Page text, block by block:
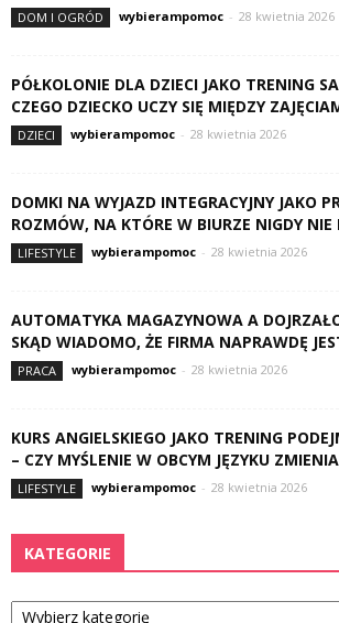
DOM I OGRÓD wybierampomoc - 28 kwietnia 2026
PÓŁKOLONIE DLA DZIECI JAKO TRENING
CZEGO DZIECKO UCZY SIĘ MIĘDZY
DZIECI wybierampomoc - 28 kwietnia 2026
DOMKI NA WYJAZD INTEGRACYJNY JAKO
ROZMÓW, NA KTÓRE W BIURZE NIGDY NIE
LIFESTYLE wybierampomoc - 28 kwietnia 2026
AUTOMATYKA MAGAZYNOWA A
SKĄD WIADOMO, ŻE FIRMA NAPRAWDĘ
PRACA wybierampomoc - 28 kwietnia 2026
KURS ANGIELSKIEGO JAKO TRENING
– CZY MYŚLENIE W OBCYM JĘZYKU
LIFESTYLE wybierampomoc - 28 kwietnia 2026
KATEGORIE
Kategorie